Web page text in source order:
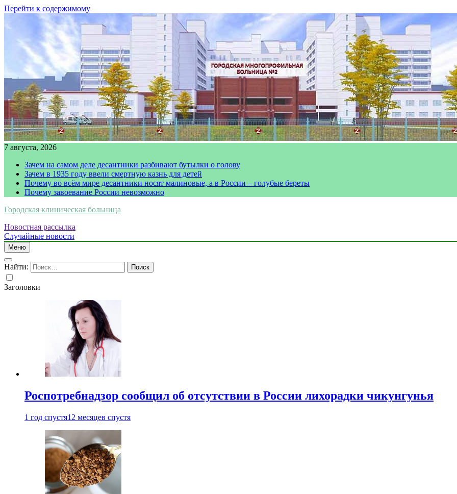
Перейти к содержимому
7 августа, 2026
Зачем на самом деле десантники разбивают бутылки о голову
Зачем в 1935 году ввели смертную казнь для детей
Почему во всём мире десантники носят малиновые, а в России – голубые береты
Почему завоевание России невозможно
Городская клиническая больница
Новостная рассылка
Случайные новости
Меню
Найти:
Заголовки
Роспотребнадзор сообщил об отсутствии в России лихорадки чикунгунья
1 год спустя12 месяцев спустя